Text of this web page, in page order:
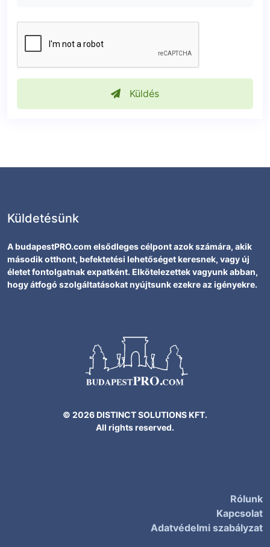
Küldés
Küldetésünk
A budapestPRO.com elsődleges célpont azok számára, akik
második otthont, befektetési lehetőséget keresnek, vagy új
életet fontolgatnak expatként. Elkötelezettek vagyunk abban,
hogy átfogó szolgáltatásokat nyújtsunk ezekre az igényekre.
© 2026 DISTINCT SOLUTIONS KFT.
All rights reserved.
Rólunk
Kapcsolat
Adatvédelmi szabályzat